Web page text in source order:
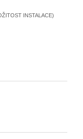
INSTALACE)